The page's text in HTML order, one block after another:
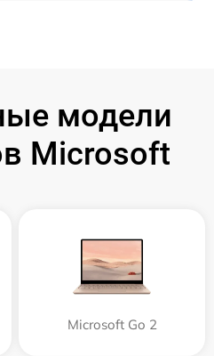
модели
Microsoft
Microsoft Go 2